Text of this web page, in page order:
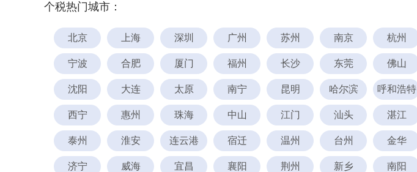
个税热门城市：
北京 上海 深圳 广州 苏州 南京 杭州
宁波 合肥 厦门 福州 长沙 东莞 佛山
沈阳 大连 太原 南宁 昆明 哈尔滨 呼和浩特
西宁 惠州 珠海 中山 江门 汕头 湛江
泰州 淮安 连云港 宿迁 温州 台州 金华
济宁 威海 宜昌 襄阳 荆州 新乡 南阳